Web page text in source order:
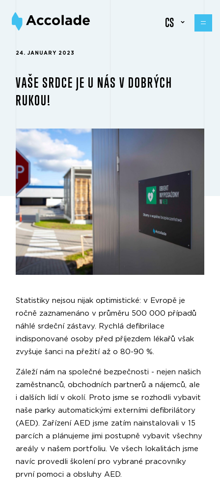
CS
24. JANUARY 2023
VAŠE SRDCE JE U NÁS V DOBRÝCH
RUKOU!
Statistiky nejsou nijak optimistické: v Evropě je
ročně zaznamenáno v průměru 500 000 případů
náhlé srdeční zástavy. Rychlá defibrilace
indisponované osoby před příjezdem lékařů však
zvyšuje šanci na přežití až o 80-90 %.
Záleží nám na společné bezpečnosti - nejen našich
zaměstnanců, obchodních partnerů a nájemců, ale
i dalších lidí v okolí. Proto jsme se rozhodli vybavit
naše parky automatickými externími defibrilátory
(AED). Zařízení AED jsme zatím nainstalovali v 15
parcích a plánujeme jimi postupně vybavit všechny
areály v našem portfoliu. Ve všech lokalitách jsme
navíc provedli školení pro vybrané pracovníky
první pomoci a obsluhy AED.